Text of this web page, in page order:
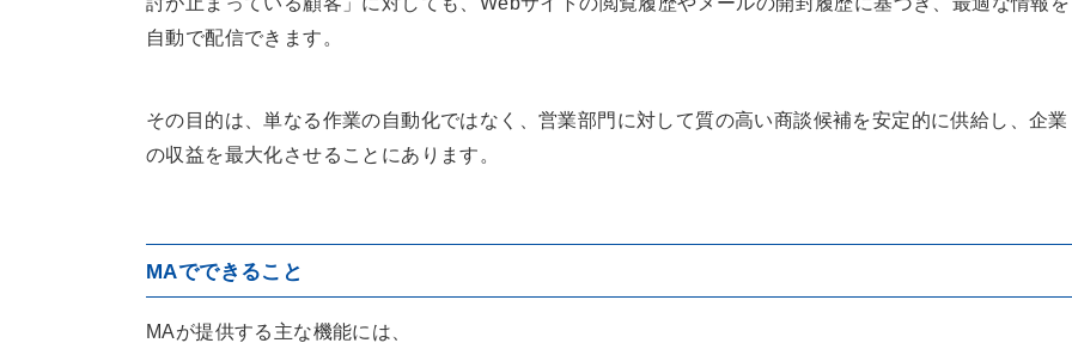
自動で配信できます。
その目的は、単なる作業の自動化ではなく、営業部門に対して質の高い商談候補を安定的に供給し、企業
の収益を最大化させることにあります。
MAでできること
MAが提供する主な機能には、